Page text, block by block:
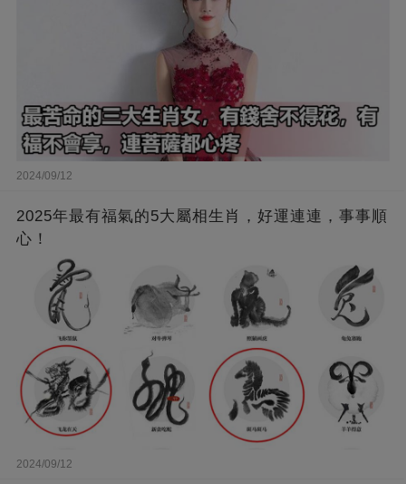
2024/09/12
2025年最有福氣的5大屬相生肖，好運連連，事事順
心！
2024/09/12